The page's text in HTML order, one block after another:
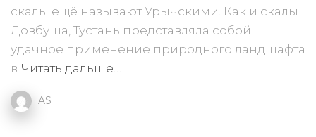
скалы ещё называют Урычскими. Как и скалы
Довбуша, Тустань представляла собой
удачное применение природного ландшафта
в Читать дальше…
AS